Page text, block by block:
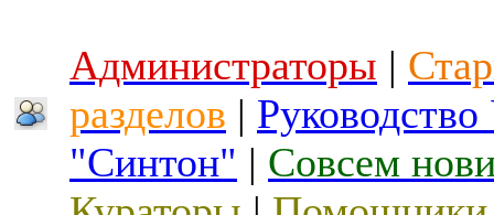
Администраторы |
разделов |
"Синтон" | Совсем